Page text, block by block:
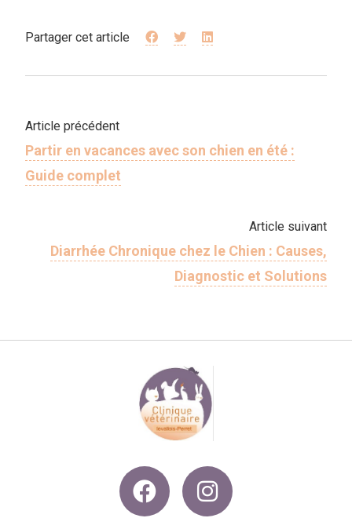
Partager cet article
Article précédent
Partir en vacances avec son chien en été :
Guide complet
Article suivant
Diarrhée Chronique chez le Chien : Causes,
Diagnostic et Solutions